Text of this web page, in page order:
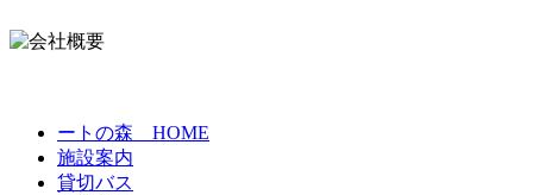
ートの森 HOME
施設案内
貸切バス